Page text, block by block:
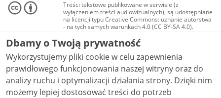
Treści tekstowe publikowane w serwisie (z
wyłączeniem treści audiowizualnych), są udostępniane
na licencji typu Creative Commons: uznanie autorstwa
- na tych samych warunkach 4.0 (CC BY-SA 4.0).
Materiały audiowizualne, w tym zdjęcia, materiały
audio i wideo, są udostępniane na licencji typu
Creative Commons: uznanie autorstwa użycie
niekomercyjne - bez utworów zależnych 4.0 (CC BY-
NC-ND 4.0), o ile nie jest to stwierdzone inaczej.
Dbamy o Twoją prywatność
Wykorzystujemy pliki cookie w celu zapewnienia
prawidłowego funkcjonowania naszej witryny oraz do
analizy ruchu i optymalizacji działania strony. Dzięki nim
możemy lepiej dostosować treści do potrzeb